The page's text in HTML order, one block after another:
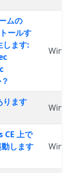
ムの
ールす
します:
ます
上で
します